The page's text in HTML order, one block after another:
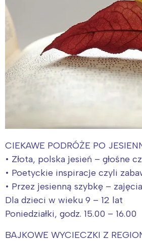
CIEKAWE PODRÓŻE PO
• Złota, polska jesień – głośne
• Poetyckie inspiracje czyli
• Przez jesienną szybkę –
Dla dzieci w wieku 9 – 12 lat
Poniedziałki, godz. 15.00 – 16.00
BAJKOWE WYCIECZKI Z